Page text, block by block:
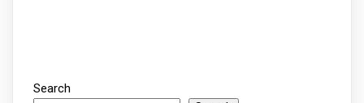
Search